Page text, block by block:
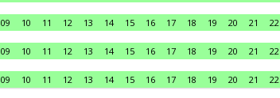
09 10 11 12 13 14 15 16 17 18 19 20 21 22
09 10 11 12 13 14 15 16 17 18 19 20 21 22
09 10 11 12 13 14 15 16 17 18 19 20 21 22